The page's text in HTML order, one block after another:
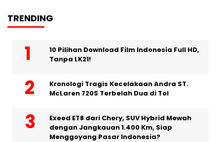
TRENDING
10 Pilihan Download Film Indonesia Full HD,
Tanpa LK21!
Kronologi Tragis Kecelakaan Andra ST.
McLaren 720S Terbelah Dua di Tol
Exeed ET8 dari Chery, SUV Hybrid Mewah
dengan Jangkauan 1.400 Km, Siap
Menggoyang Pasar Indonesia?